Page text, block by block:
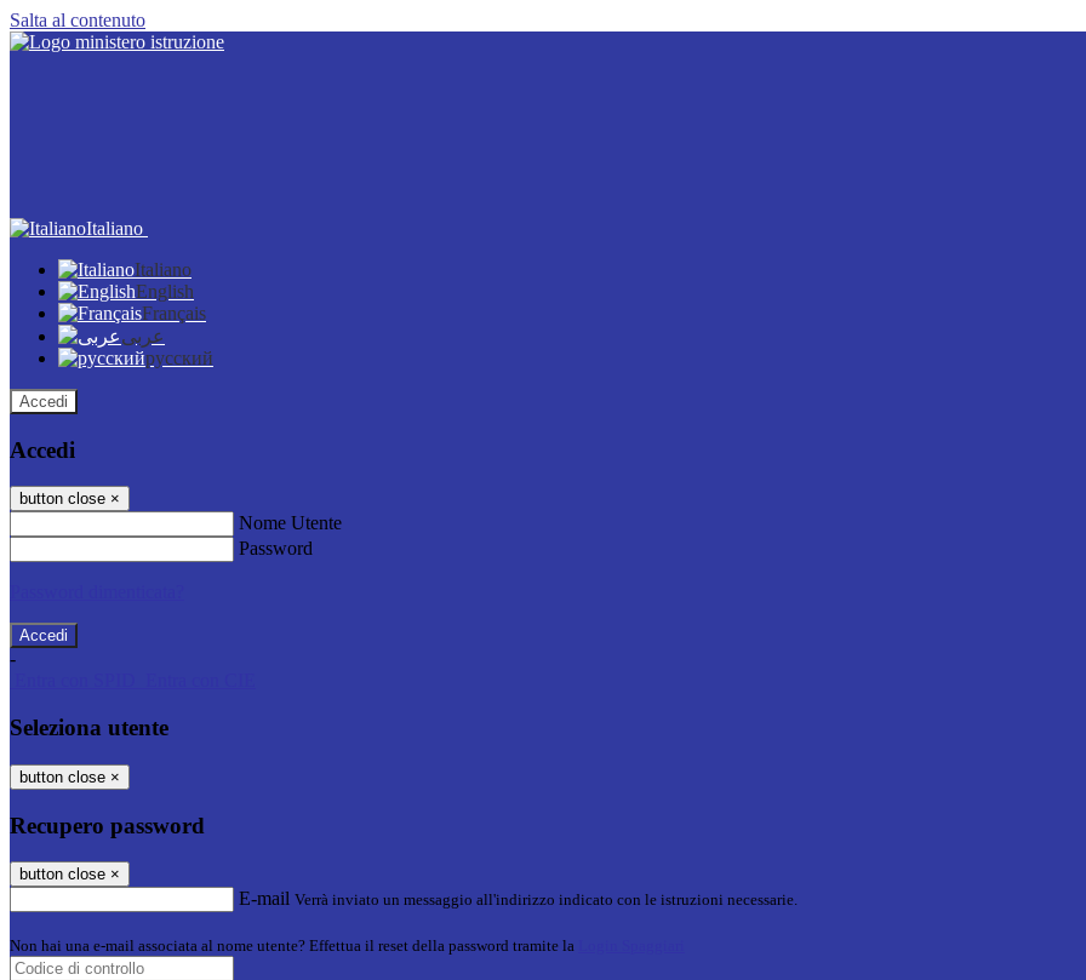
Salta al contenuto
Italiano
Italiano
English
Français
عربى
русский
Accedi
Accedi
button close ×
Nome Utente
Password
-
Seleziona utente
button close ×
Recupero password
button close ×
E-mail Verrà inviato un messaggio all'indirizzo indicato con le istruzioni necessarie.
Non hai una e-mail associata al nome utente? Effettua il reset della password tramite la